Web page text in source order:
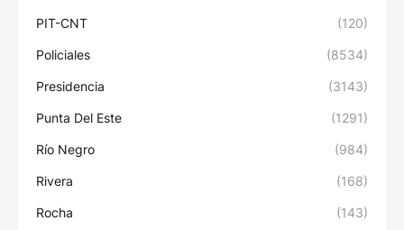
PIT-CNT (120)
Policiales (8534)
Presidencia (3143)
Punta Del Este (1291)
Río Negro (984)
Rivera (168)
Rocha (143)